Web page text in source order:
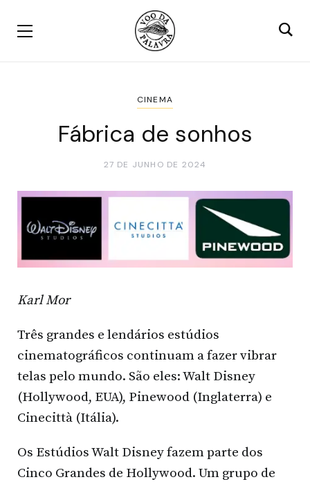
CINEMA
Fábrica de sonhos
27 DE JUNHO DE 2024
Karl Mor
Três grandes e lendários estúdios
cinematográficos continuam a fazer vibrar
telas pelo mundo. São eles: Walt Disney
(Hollywood, EUA), Pinewood (Inglaterra) e
Cinecittà (Itália).
Os Estúdios Walt Disney fazem parte dos
Cinco Grandes de Hollywood. Um grupo de